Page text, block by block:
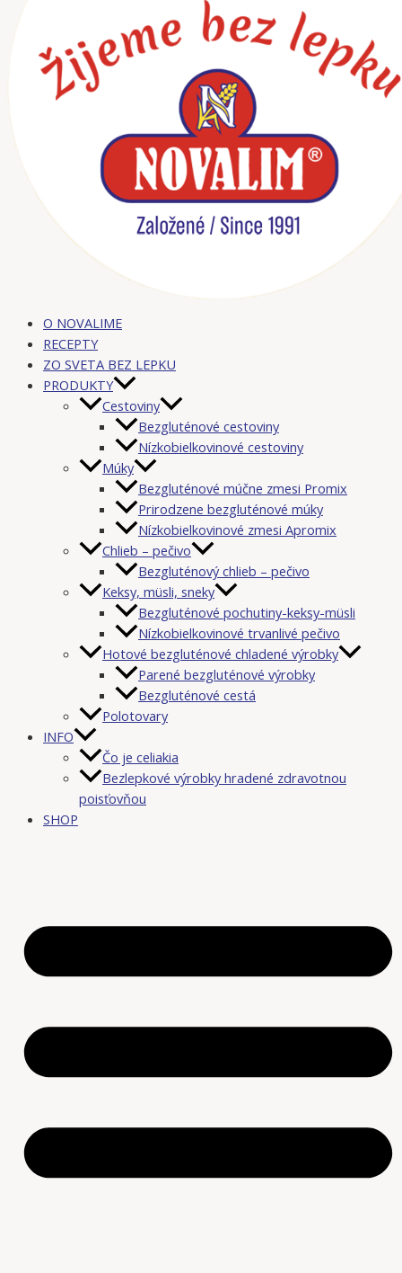
O NOVALIME
RECEPTY
ZO SVETA BEZ LEPKU
PRODUKTY
Cestoviny
Bezgluténové cestoviny
Nízkobielkovinové cestoviny
Múky
Bezgluténové múčne zmesi Promix
Prirodzene bezgluténové múky
Nízkobielkovinové zmesi Apromix
Chlieb – pečivo
Bezgluténový chlieb – pečivo
Keksy, müsli, sneky
Bezgluténové pochutiny-keksy-müsli
Nízkobielkovinové trvanlivé pečivo
Hotové bezgluténové chladené výrobky
Parené bezgluténové výrobky
Bezgluténové cestá
Polotovary
INFO
Čo je celiakia
Bezlepkové výrobky hradené zdravotnou
poisťovňou
SHOP